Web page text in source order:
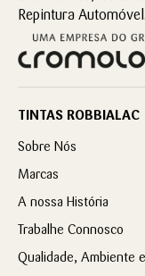
Repintura Automóvel.
TINTAS ROBBIALAC
Sobre Nós
Marcas
A nossa História
Trabalhe Connosco
Qualidade, Ambiente